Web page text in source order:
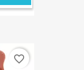
favorite_border